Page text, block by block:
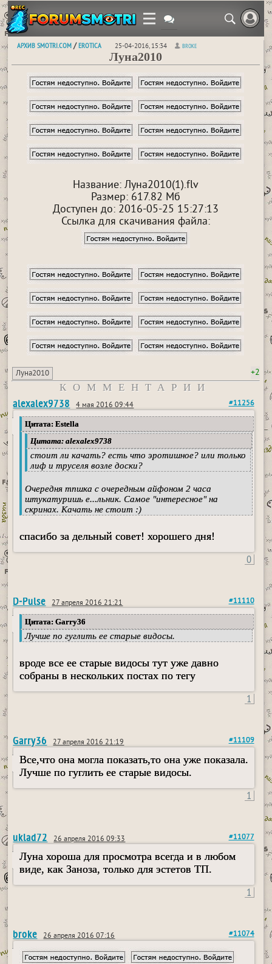
АРХИВ SMOTRI.COM /EROTICA 25-04-2016, 15:34 BROKE
Луна2010
Название: Луна2010(1).flv
Размер: 617.82 Мб
Доступен до: 2016-05-25 15:27:13
Ссылка для скачивания файла:
Луна2010 +2
КОММЕНТАРИИ
alexalex9738 4 мая 2016 09:44 #11256
Цитата: Estella
Цитата: alexalex9738
стоит ли качать? есть что эротишное? или только
лиф и труселя возле доски?
Очередня тпшка с очередным айфоном 2 часа
штукатуришь е...льник. Самое "интересное" на
скринах. Качать не стоит :)
спасибо за дельный совет! хорошего дня!
0
D-Pulse 27 апреля 2016 21:21 #11110
Цитата: Garry36
Лучше по гуглить ее старые видосы.
вроде все ее старые видосы тут уже давно
собраны в нескольких постах по тегу
1
Garry36 27 апреля 2016 21:19 #11109
Все,что она могла показать,то она уже показала.
Лучше по гуглить ее старые видосы.
1
uklad72 26 апреля 2016 09:33 #11077
Луна хороша для просмотра всегда и в любом
виде, как Заноза, только для эстетов ТП.
1
broke 26 апреля 2016 07:16 #11074